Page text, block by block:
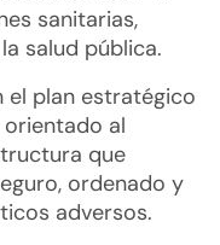
sanitarias,
salud pública.
el plan estratégico
al
que
ordenado y
adversos.